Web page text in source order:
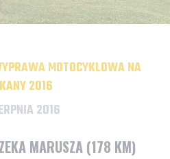
MOTOCYKLOWA NA
2016
2016
MARUSZA (178 KM)